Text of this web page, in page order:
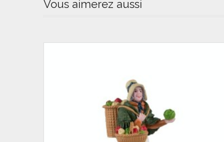
Vous aimerez aussi